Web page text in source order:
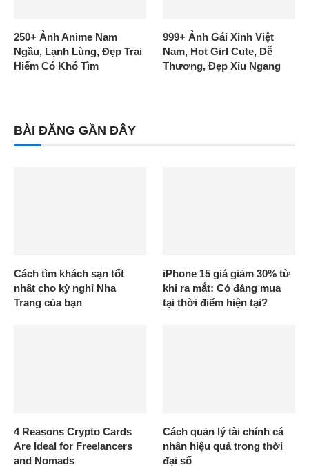
250+ Ảnh Anime Nam
Ngầu, Lạnh Lùng, Đẹp Trai
Hiếm Có Khó Tìm
999+ Ảnh Gái Xinh Việt
Nam, Hot Girl Cute, Dễ
Thương, Đẹp Xỉu Ngang
BÀI ĐĂNG GẦN ĐÂY
Cách tìm khách sạn tốt
nhất cho kỳ nghỉ Nha
Trang của bạn
iPhone 15 giá giảm 30% từ
khi ra mắt: Có đáng mua
tại thời điểm hiện tại?
4 Reasons Crypto Cards
Are Ideal for Freelancers
and Nomads
Cách quản lý tài chính cá
nhân hiệu quả trong thời
đại số